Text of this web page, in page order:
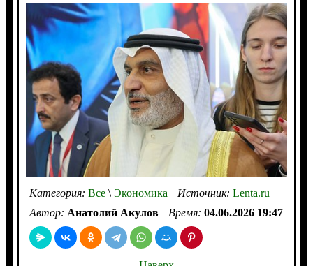
Категория: Все\Экономика Источник: Lenta.ru
Автор: Анатолий Акулов Время: 04.06.2026 19:47